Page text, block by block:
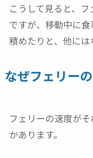
こうして見ると、
ですが、移動中に
積めたりと、他には
なぜフェリー
フェリーの速度が
かあります。